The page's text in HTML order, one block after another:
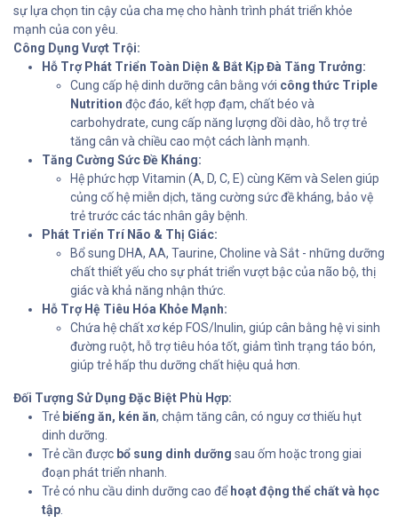
sự lựa chọn tin cậy của cha mẹ cho hành trình phát triển khỏe
mạnh của con yêu.
Công Dụng Vượt Trội:
Hỗ Trợ Phát Triển Toàn Diện & Bắt Kịp Đà Tăng Trưởng:
Cung cấp hệ dinh dưỡng cân bằng với công thức Triple
Nutrition độc đáo, kết hợp đạm, chất béo và
carbohydrate, cung cấp năng lượng dồi dào, hỗ trợ trẻ
tăng cân và chiều cao một cách lành mạnh.
Tăng Cường Sức Đề Kháng:
Hệ phức hợp Vitamin (A, D, C, E) cùng Kẽm và Selen giúp
củng cố hệ miễn dịch, tăng cường sức đề kháng, bảo vệ
trẻ trước các tác nhân gây bệnh.
Phát Triển Trí Não & Thị Giác:
Bổ sung DHA, AA, Taurine, Choline và Sắt - những dưỡng
chất thiết yếu cho sự phát triển vượt bậc của não bộ, thị
giác và khả năng nhận thức.
Hỗ Trợ Hệ Tiêu Hóa Khỏe Mạnh:
Chứa hệ chất xơ kép FOS/Inulin, giúp cân bằng hệ vi sinh
đường ruột, hỗ trợ tiêu hóa tốt, giảm tình trạng táo bón,
giúp trẻ hấp thu dưỡng chất hiệu quả hơn.
Đối Tượng Sử Dụng Đặc Biệt Phù Hợp:
Trẻ biếng ăn, kén ăn, chậm tăng cân, có nguy cơ thiếu hụt
dinh dưỡng.
Trẻ cần được bổ sung dinh dưỡng sau ốm hoặc trong giai
đoạn phát triển nhanh.
Trẻ có nhu cầu dinh dưỡng cao đểhoạt động thể chất và học
tập